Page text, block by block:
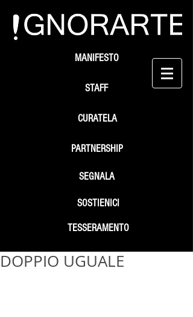
STAFF
SEGNALA
SOSTIENICI
MANIFESTO
PARTNERSHIP
TESSERAMENTO
CURATELA
DOPPIO UGUALE